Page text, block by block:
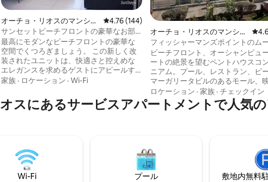
、5つ星中4.88つ星の平均評価
オーチョ・リオスのマンショ
ン・アパート
レビュー144件、5つ星中4.76つ星の平均評価
4.76 (144)
サンセットビーチフロントの豪華なお部
屋@ SandCastle、Apt B31
最高にモダンなビーチフロントの豪華な
空間でくつろぎましょう。 この新しく改
装されたユニットは、快適さと控えめな
エレガンスを求めるゲストにアピールす
るように上品にデザインされています。
キッチン。 •屋上バルコニー 屋上シャワ
ー。 •快適なオフィス/ワークエリア。 •追
トラクションまで徒歩圏内。
家族 · ロケーション · Wi-Fi
オーチョ・リオスのマンショ
ン・アパート
レ
フィッシャーマンズポイントのム
ャドウズ - スイート61
ビーチフロント、オーシャンビュ
ートの絶景を望むペントハウスコ
ニアム。プール、レストラン、ビー
マーガリータビルのあるモール、
館、カフェまで徒歩で行けます。ダ
リバーの滝、イルカと泳ぐ、ラフテ
グ、ジップライン、近くで深海釣り
上る必要があります。小さなキッチ
蔵庫-簡単な料理に最適です。海が
狭いバルコニー、食事や飲み物のた
内蔵バーとスツール。
ロケーション · 家族 · チェックイン
スにあるサービスアパートメントで人気
Wi-Fi プール 敷地内無料